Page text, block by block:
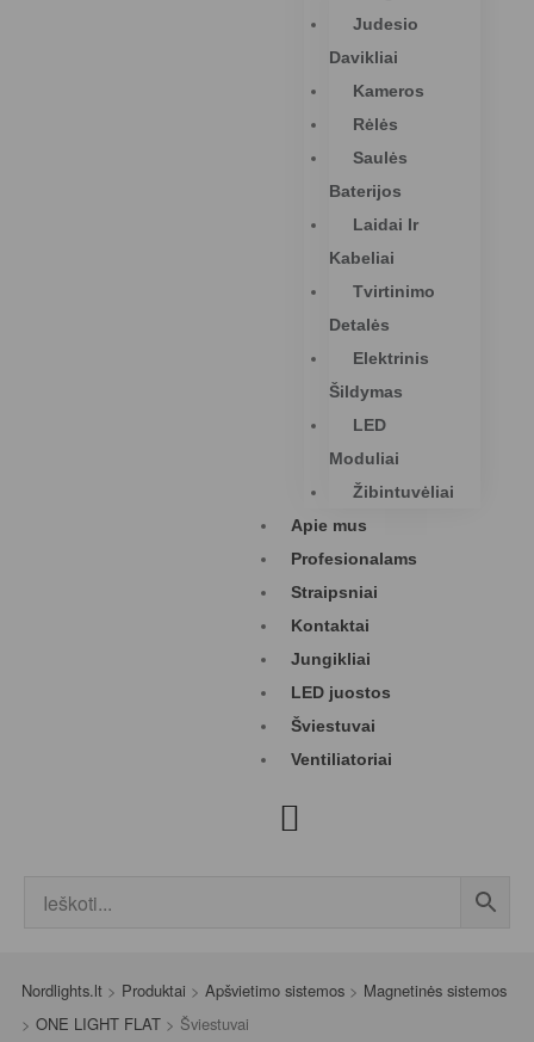
Judesio
Davikliai
Kameros
Rėlės
Saulės
Baterijos
Laidai Ir
Kabeliai
Tvirtinimo
Detalės
Elektrinis
Šildymas
LED
Moduliai
Žibintuvėliai
Apie mus
Profesionalams
Straipsniai
Kontaktai
Jungikliai
LED juostos
Šviestuvai
Ventiliatoriai
Nordlights.lt > Produktai > Apšvietimo sistemos > Magnetinės sistemos
> ONE LIGHT FLAT > Šviestuvai